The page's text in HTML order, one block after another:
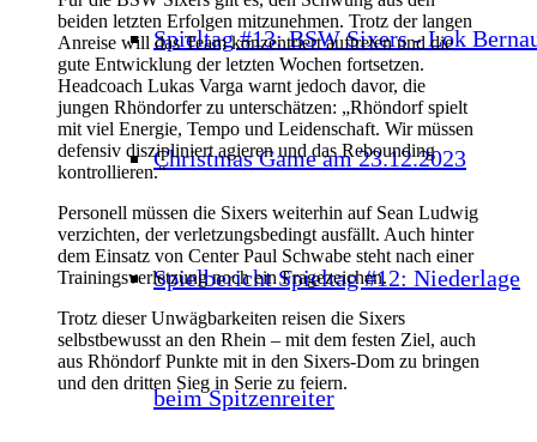
Spieltag #13: BSW Sixers - Lok
Christmas Game am 23.12.2023
Spielbericht Spieltag #12: Niederlage
beim Spitzenreiter
beiden letzten Erfolgen mitzunehmen. Trotz der langen
Anreise will das Team konzentriert auftreten und die
gute Entwicklung der letzten Wochen fortsetzen.
Headcoach Lukas Varga warnt jedoch davor, die
jungen Rhöndorfer zu unterschätzen: „Rhöndorf spielt
mit viel Energie, Tempo und Leidenschaft. Wir müssen
defensiv diszipliniert agieren und das Rebounding
kontrollieren.“
Personell müssen die Sixers weiterhin auf Sean Ludwig
verzichten, der verletzungsbedingt ausfällt. Auch hinter
dem Einsatz von Center Paul Schwabe steht nach einer
Trainingsverletzung noch ein Fragezeichen.
Trotz dieser Unwägbarkeiten reisen die Sixers
selbstbewusst an den Rhein – mit dem festen Ziel, auch
aus Rhöndorf Punkte mit in den Sixers-Dom zu bringen
und den dritten Sieg in Serie zu feiern.